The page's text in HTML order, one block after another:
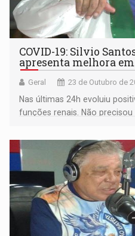
COVID-19: Silvio
apresenta melhora
Geral 23 de Outubro de
Nas últimas 24h evoluiu
funções renais. Não